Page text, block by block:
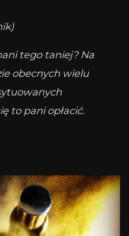
tego taniej? Na
obecnych wielu
to pani opłacić.